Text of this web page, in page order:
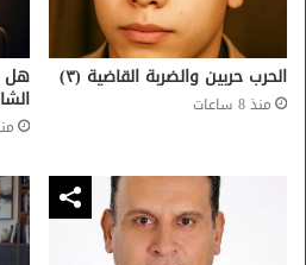
الحرب حربين والضربة القاضية (٣)
منذ 8 ساعات
هل
منذ